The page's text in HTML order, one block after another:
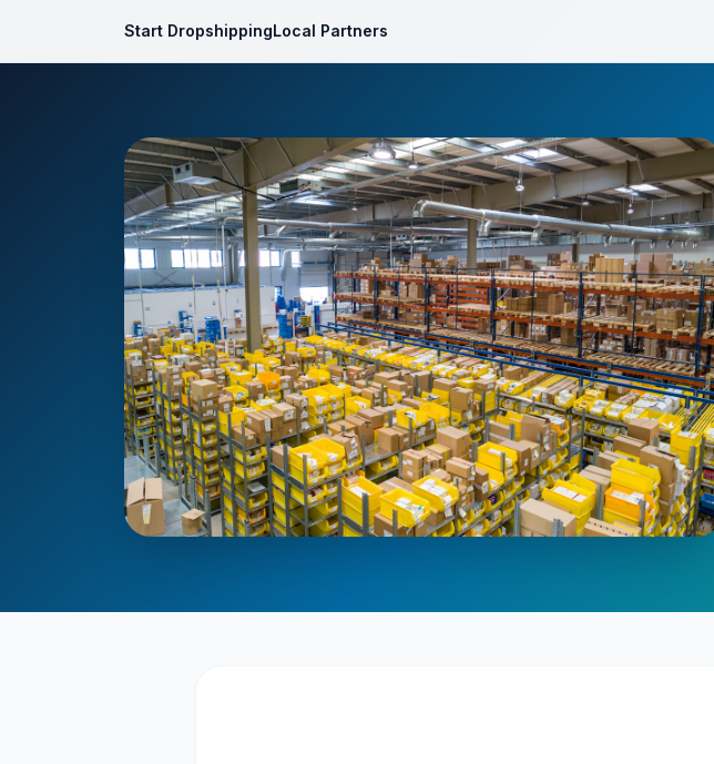
Local Partners
Start Dropshipping